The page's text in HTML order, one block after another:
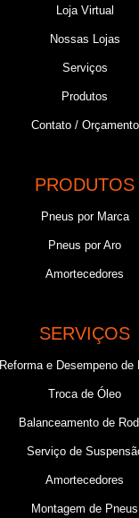
Loja Virtual
Nossas Lojas
Serviços
Produtos
Contato / Orçamento
PRODUTOS
Pneus por Marca
Pneus por Aro
Amortecedores
SERVIÇOS
Reforma e Desempeno de
Troca de Óleo
Balanceamento de
Serviço de
Amortecedores
Montagem de Pneus